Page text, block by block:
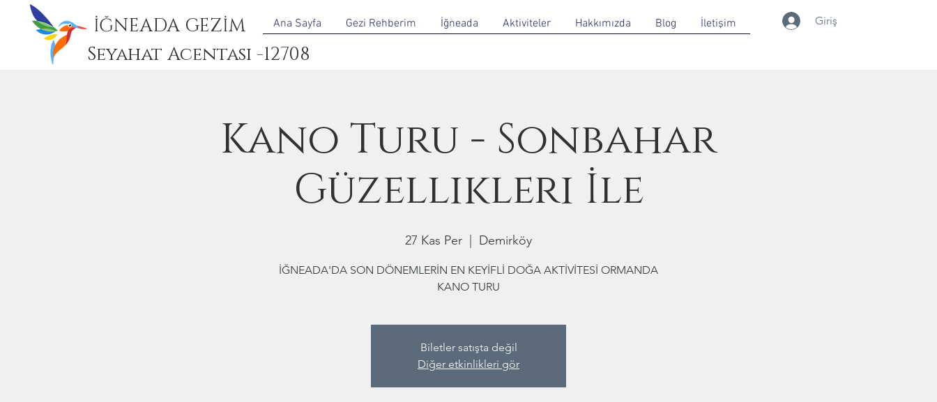
İĞNEADA GEZİM
Seyahat Acentası -12708
Ana Sayfa Gezi Rehberim İğneada Aktiviteler Hakkımızda Blog İletişim Giriş
Kano Turu - Sonbahar
Güzellikleri İle
27 Kas Per Demirköy
İĞNEADA'DA SON DÖNEMLERİN EN KEYİFLİ DOĞA AKTİVİTESİ ORMANDA
KANO TURU
Biletler satışta değil
Diğer etkinlikleri gör